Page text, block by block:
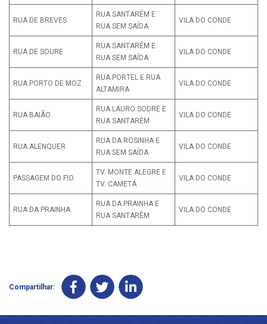
RUA DE BREVES
RUA SANTARÉM E
RUA SEM SAÍDA
VILA DO CONDE
RUA DE SOURE
RUA SANTARÉM E
RUA SEM SAÍDA
VILA DO CONDE
RUA PORTO DE MOZ
RUA PORTEL E RUA
ALTAMIRA
VILA DO CONDE
RUA BAIÃO
RUA LAURO SODRE E
RUA SANTARÉM
VILA DO CONDE
RUA ALENQUER
RUA DA ROSINHA E
RUA SEM SAÍDA
VILA DO CONDE
PASSAGEM DO FIO
TV. MONTE ALEGRE E
TV. CAMETÁ
VILA DO CONDE
RUA DA PRAINHA
RUA DA PRAINHA E
RUA SANTARÉM
VILA DO CONDE
Compartilhar: